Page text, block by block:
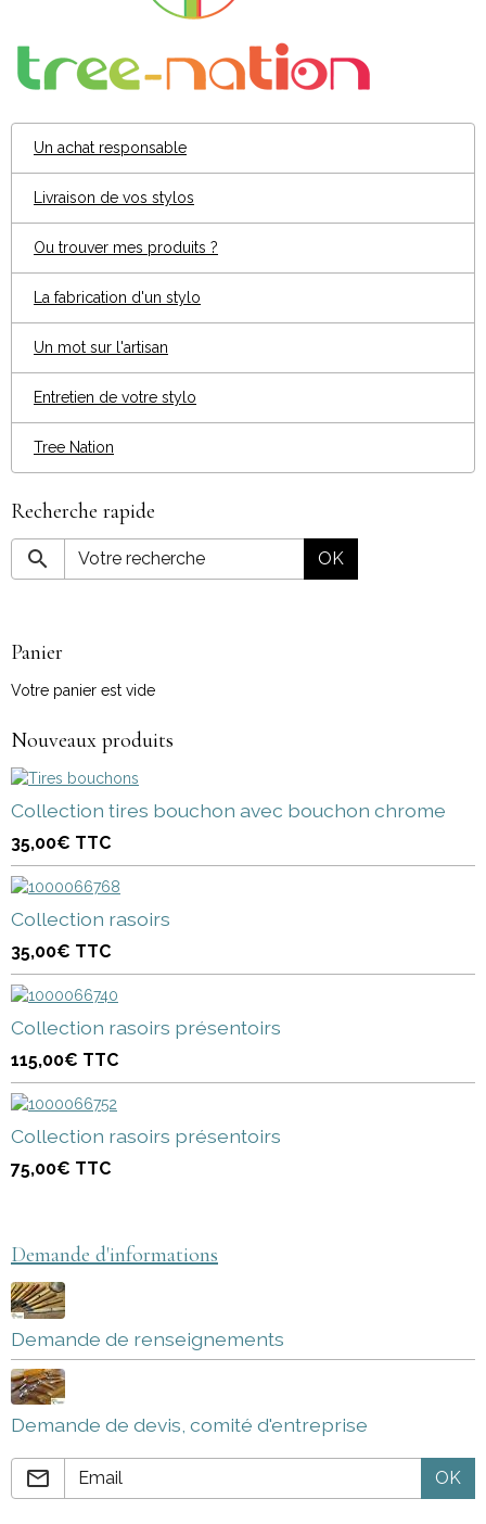
Un achat responsable
Livraison de vos stylos
Ou trouver mes produits ?
La fabrication d'un stylo
Un mot sur l'artisan
Entretien de votre stylo
Tree Nation
Recherche rapide
OK
Panier
Votre panier est vide
Nouveaux produits
Collection tires bouchon avec bouchon chrome
35,00€ TTC
Collection rasoirs
35,00€ TTC
Collection rasoirs présentoirs
115,00€ TTC
Collection rasoirs présentoirs
75,00€ TTC
Demande d'informations
Demande de renseignements
Demande de devis, comité d'entreprise
OK